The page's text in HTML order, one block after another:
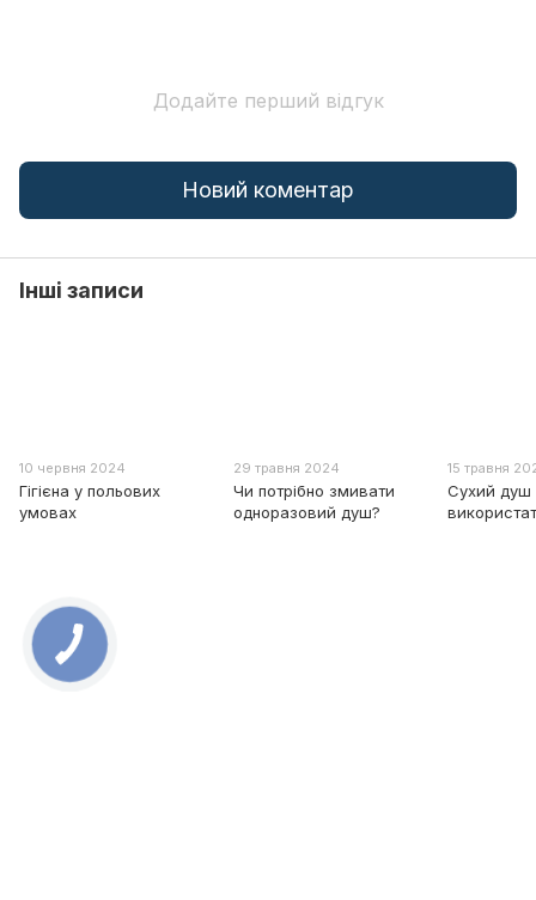
Додайте перший відгук
Новий коментар
Інші записи
10 червня 2024
Гігієна у польових
умовах
29 травня 2024
Чи потрібно змивати
одноразовий душ?
15 травня
Сухий
0 800 336 093